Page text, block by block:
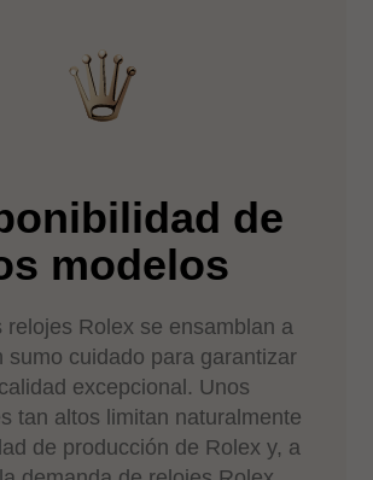
de
modelos
relojes Rolex se ensamblan a
sumo cuidado para garantizar
excepcional. Unos
tan altos limitan naturalmente
de producción de Rolex y, a